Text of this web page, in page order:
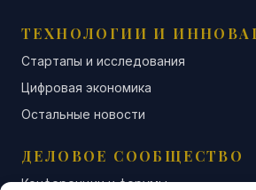
ТЕХНОЛОГИИ И
Стартапы и исследования
Цифровая экономика
Остальные новости
ДЕЛОВОЕ СООБЩЕСТВО
Конференции и форумы